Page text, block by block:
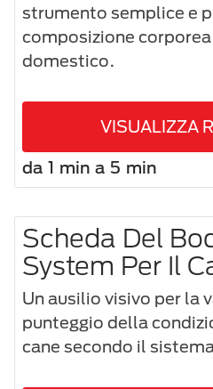
strumento semplice e
composizione
domestico.
VISUALIZZA
da 1 min a 5 min
Scheda Del
System Per Il
Un ausilio visivo per la
punteggio della
cane secondo il